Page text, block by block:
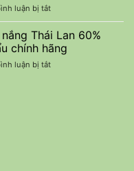
Dựng
thuỷ
sản
tiết
kiệm
chi
phí
luận bị tắtở
Lưới
Che
Lan
Màu
Đen
Thái Lan 60%
chính hãng
luận bị tắtở